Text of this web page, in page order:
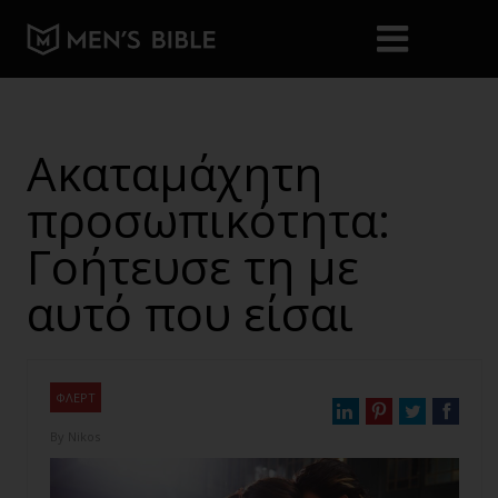
Ακαταμάχητη
προσωπικότητα:
Γοήτευσε τη με
αυτό που είσαι
ΦΛΕΡΤ